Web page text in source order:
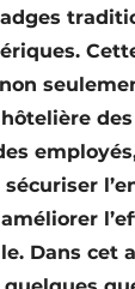
Dans cet